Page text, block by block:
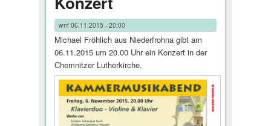
wnf06.11.2015 - 20:00
Michael Fröhlich aus Niederfrohna gibt am
06.11.2015 um 20.00 Uhr ein Konzert in der
Chemnitzer Lutherkirche.